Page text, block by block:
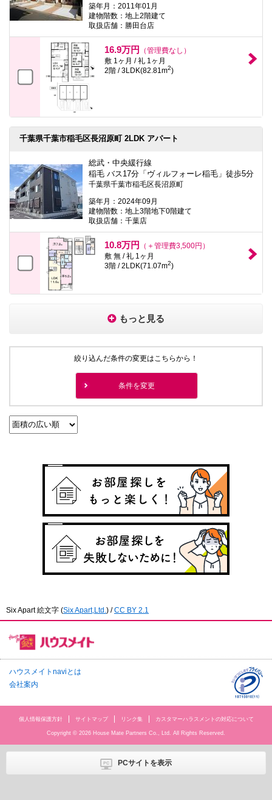
築年月：2011年01月
建物階数：地上2階建て
取扱店舗：勝田台店
16.9万円
（管理費なし）
敷 1ヶ月 / 礼 1ヶ月
2階 / 3LDK(82.81m2)
千葉県千葉市稲毛区長沼原町 2LDK アパート
総武・中央緩行線
稲毛 バス17分「ヴィルフォーレ稲毛」徒歩5分
千葉県千葉市稲毛区長沼原町
築年月：2024年09月
建物階数：地上3階地下0階建て
取扱店舗：千葉店
10.8万円
（＋管理費3,500円）
敷 無 / 礼 1ヶ月
3階 / 2LDK(71.07m2)
もっと見る
絞り込んだ条件の変更はこちらから！
条件を変更
Six Apart 絵文字 (Six Apart,Ltd. ) /CC BY 2.1
ハウスメイトnaviとは
会社案内
個人情報保護方針 サイトマップ リンク集 カスタマーハラスメントの対応について
Copyright © 2026 House Mate Partners Co., Ltd. All Rights Reserved.
PCサイトを表示